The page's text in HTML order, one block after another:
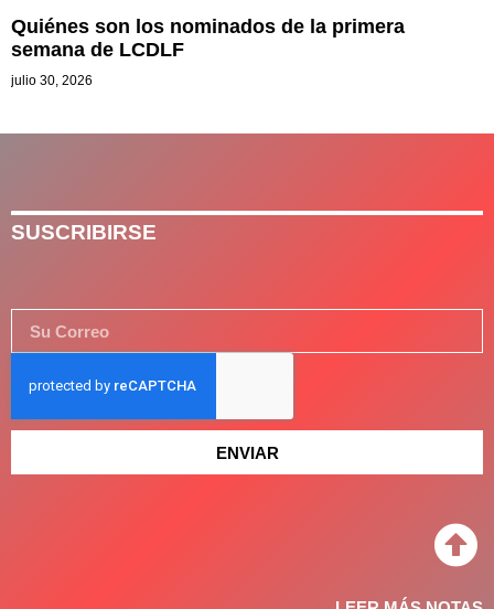
Quiénes son los nominados de la primera
semana de LCDLF
julio 30, 2026
SUSCRIBIRSE
ENVIAR